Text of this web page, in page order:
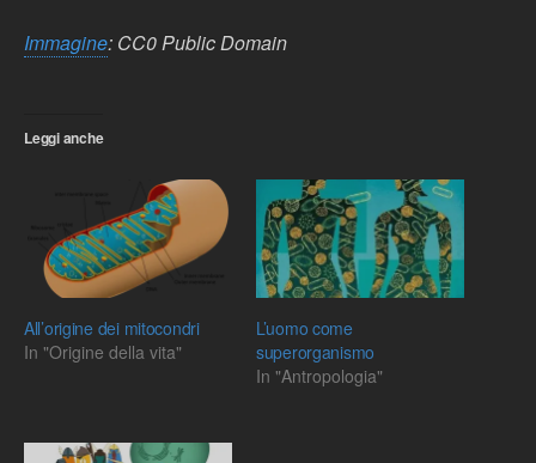
Immagine: CC0 Public Domain
Leggi anche
All’origine dei mitocondri
In "Origine della vita"
L’uomo come
superorganismo
In "Antropologia"